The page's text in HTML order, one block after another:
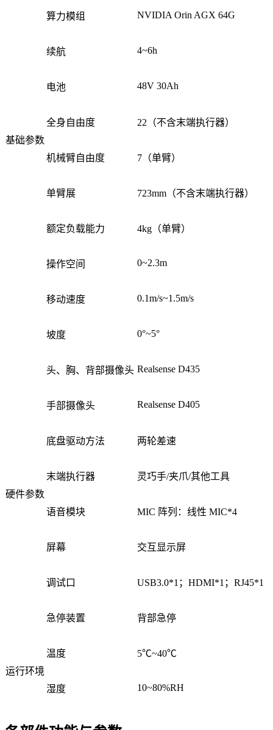
基础参数
算力模组 NVIDIA Orin AGX 64G
续航 4~6h
电池 48V 30Ah
全身自由度 22（不含末端执行器）
机械臂自由度 7（单臂）
单臂展 723mm（不含末端执行器）
额定负载能力 4kg（单臂）
操作空间 0~2.3m
移动速度 0.1m/s~1.5m/s
坡度 0°~5°
硬件参数
头、胸、背部摄像头 Realsense D435
手部摄像头 Realsense D405
底盘驱动方法 两轮差速
末端执行器 灵巧手/夹爪/其他工具
语音模块 MIC 阵列：线性 MIC*4
屏幕 交互显示屏
调试口 USB3.0*1；HDMI*1；RJ45*1
急停装置 背部急停
运行环境
温度 5℃~40℃
湿度 10~80%RH